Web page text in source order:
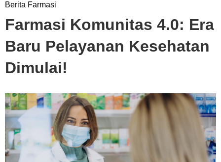
and
Berita Farmasi
Farmasi Komunitas 4.0: Era
Baru Pelayanan Kesehatan
Dimulai!